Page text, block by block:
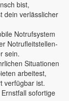
bist,
dein verlässlicher
Notrufsystem
Notrufleitstellen-
sein.
Situationen
arbeitest,
verfügbar ist.
sofortige